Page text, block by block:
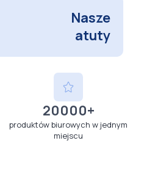
Nasze
atuty
20000+
produktów biurowych w jednym
miejscu